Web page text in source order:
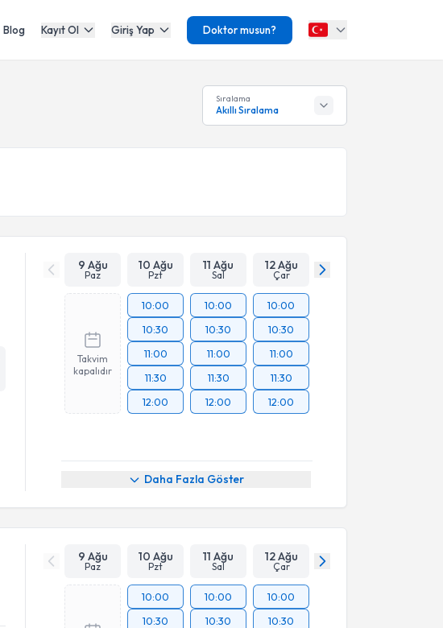
Blog Kayıt Ol Giriş Yap Doktor musun?
Sıralama
Akıllı Sıralama
9 Ağu
Paz
10 Ağu
Pzt
11 Ağu
Sal
12 Ağu
Çar
Takvim
kapalıdır
10:00
10:30
11:00
11:30
12:00
10:00
10:30
11:00
11:30
12:00
10:00
10:30
11:00
11:30
12:00
Daha Fazla Göster
9 Ağu
Paz
10 Ağu
Pzt
11 Ağu
Sal
12 Ağu
Çar
10:00
10:30
10:00
10:30
10:00
10:30